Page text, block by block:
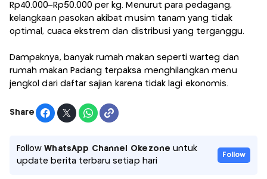
Rp40.000–Rp50.000 per kg. Menurut para pedagang,
kelangkaan pasokan akibat musim tanam yang tidak
optimal, cuaca ekstrem dan distribusi yang terganggu.
Dampaknya, banyak rumah makan seperti warteg dan
rumah makan Padang terpaksa menghilangkan menu
jengkol dari daftar sajian karena tidak lagi ekonomis.
Share
FollowWhatsApp Channel Okezone untuk
update berita terbaru setiap hari
Follow